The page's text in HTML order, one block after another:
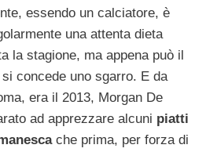
essendo un calciatore, è
una attenta dieta
la stagione, ma appena può il
concede uno sgarro. E da
era il 2013, Morgan De
ad apprezzare alcuni piatti
che prima, per forza di